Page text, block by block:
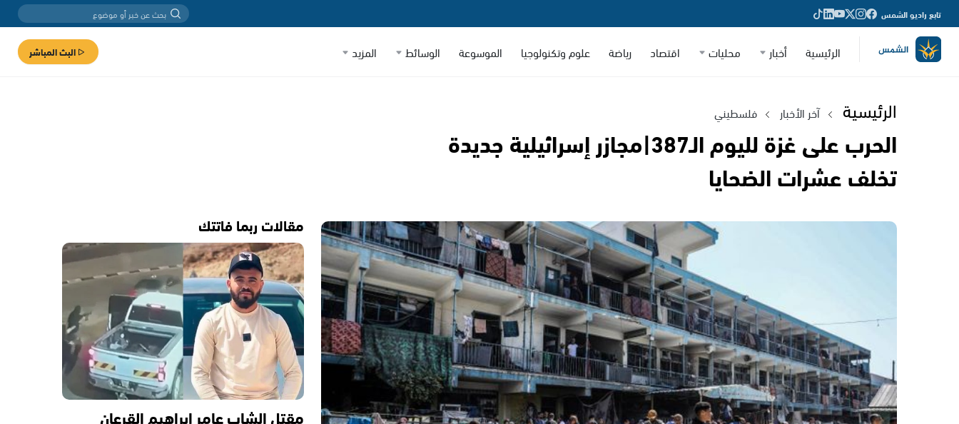
تابع راديو الشمس
الرئيسية أخبار محليات اقتصاد رياضة علوم وتكنولوجيا الموسوعة الوسائط المزيد البث المباشر
الرئيسية آخر الأخبار فلسطيني
الحرب على غزة لليوم الـ387|مجازر إسرائيلية جديدة
تخلف عشرات الضحايا
مقالات ربما فاتتك
مقتل الشاب عامر إبراهيم القرعان